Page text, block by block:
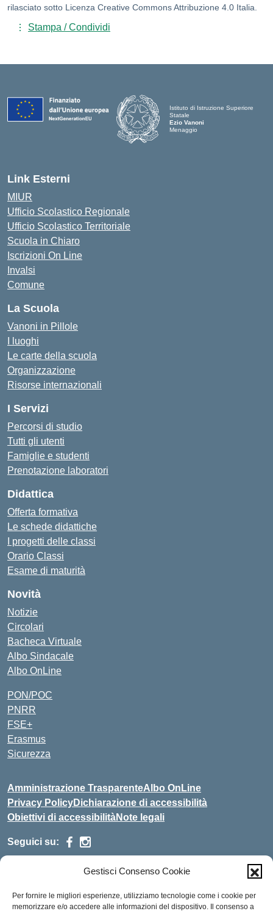
Gestisci Consenso Cookie
Per fornire le migliori esperienze, utilizziamo tecnologie come i cookie per
memorizzare e/o accedere alle informazioni del dispositivo. Il consenso a
rilasciato sotto Licenza Creative Commons Attribuzione 4.0 Italia.
Stampa / Condividi
Istituto di Istruzione Superiore
Statale
Ezio Vanoni
Menaggio
Link Esterni
MIUR
Ufficio Scolastico Regionale
Ufficio Scolastico Territoriale
Scuola in Chiaro
Iscrizioni On Line
Invalsi
Comune
La Scuola
Vanoni in Pillole
I luoghi
Le carte della scuola
Organizzazione
Risorse internazionali
I Servizi
Percorsi di studio
Tutti gli utenti
Famiglie e studenti
Prenotazione laboratori
Didattica
Offerta formativa
Le schede didattiche
I progetti delle classi
Orario Classi
Esame di maturità
Novità
Notizie
Circolari
Bacheca Virtuale
Albo Sindacale
Albo OnLine
PON/POC
PNRR
FSE+
Erasmus
Sicurezza
Amministrazione TrasparenteAlbo OnLine
Privacy PolicyDichiarazione di accessibilità
Obiettivi di accessibilitàNote legali
Seguici su:
Centralino:+39 0344.32.539 Email:cois00100g@istruzione.it
Posta elettronica certificata (PEC):cois00100g@pec.istruzione.it